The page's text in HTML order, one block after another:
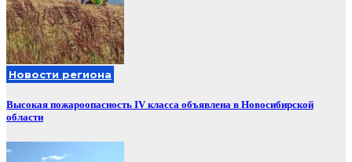
Новости региона
Высокая пожароопасность IV класса объявлена в Новосибирской
области